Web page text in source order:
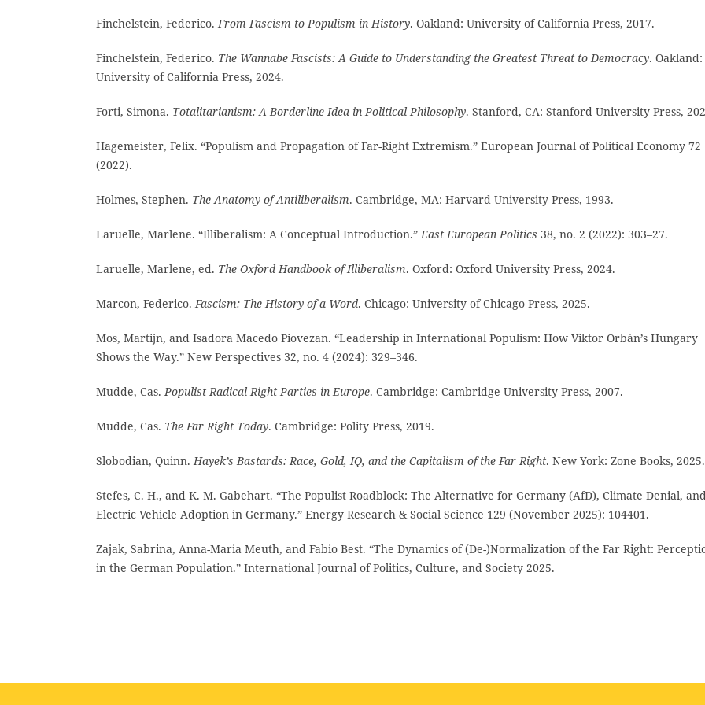
Finchelstein, Federico.From Fascism to Populism in History. Oakland: University of California Press, 2017.
Finchelstein, Federico. The Wannabe Fascists: A Guide to Understanding the Greatest Threat to Democracy. Oakland:
University of California Press, 2024.
Forti, Simona. Totalitarianism: A Borderline Idea in Political Philosophy. Stanford, CA: Stanford University Press,
Hagemeister, Felix. “Populism and Propagation of Far-Right Extremism.” European Journal of Political Economy 72
(2022).
Holmes, Stephen. The Anatomy of Antiliberalism. Cambridge, MA: Harvard University Press, 1993.
Laruelle, Marlene. “Illiberalism: A Conceptual Introduction.”East European Politics 38, no. 2 (2022): 303–27.
Laruelle, Marlene, ed. The Oxford Handbook of Illiberalism. Oxford: Oxford University Press, 2024.
Marcon, Federico.Fascism: The History of a Word. Chicago: University of Chicago Press, 2025.
Mos, Martijn, and Isadora Macedo Piovezan. “Leadership in International Populism: How Viktor Orbán’s Hungary
Shows the Way.” New Perspectives 32, no. 4 (2024): 329–346.
Mudde, Cas.Populist Radical Right Parties in Europe. Cambridge: Cambridge University Press, 2007.
Mudde, Cas. The Far Right Today. Cambridge: Polity Press, 2019.
Slobodian, Quinn.Hayek’s Bastards: Race, Gold, IQ, and the Capitalism of the Far Right. New York: Zone Books, 2025.
Stefes, C. H., and K. M. Gabehart. “The Populist Roadblock: The Alternative for Germany (AfD), Climate Denial,
Electric Vehicle Adoption in Germany.” Energy Research & Social Science 129 (November 2025): 104401.
Zajak, Sabrina, Anna-Maria Meuth, and Fabio Best. “The Dynamics of (De-)Normalization of the Far Right:
in the German Population.” International Journal of Politics, Culture, and Society 2025.